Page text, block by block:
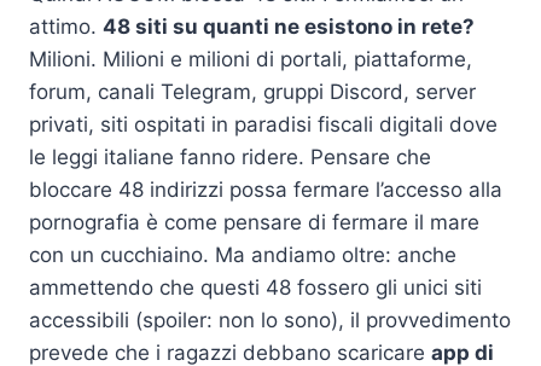
attimo. 48 siti su quanti ne esistono in rete?
Milioni. Milioni e milioni di portali, piattaforme,
forum, canali Telegram, gruppi Discord, server
privati, siti ospitati in paradisi fiscali digitali dove
le leggi italiane fanno ridere. Pensare che
bloccare 48 indirizzi possa fermare l’accesso alla
pornografia è come pensare di fermare il mare
con un cucchiaino. Ma andiamo oltre: anche
ammettendo che questi 48 fossero gli unici siti
accessibili (spoiler: non lo sono), il provvedimento
prevede che i ragazzi debbano scaricare app di